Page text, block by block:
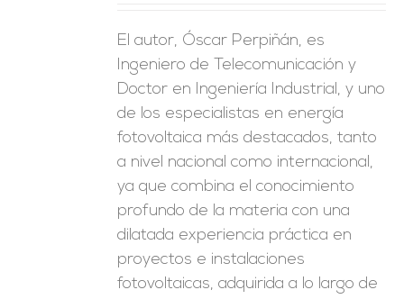
El autor, Óscar Perpiñán, es
Ingeniero de Telecomunicación y
Doctor en Ingeniería Industrial, y uno
de los especialistas en energía
fotovoltaica más destacados, tanto
a nivel nacional como internacional,
ya que combina el conocimiento
profundo de la materia con una
dilatada experiencia práctica en
proyectos e instalaciones
fotovoltaicas, adquirida a lo largo de